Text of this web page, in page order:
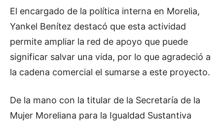
El encargado de la política interna en Morelia,
Yankel Benítez destacó que esta actividad
permite ampliar la red de apoyo que puede
significar salvar una vida, por lo que agradeció a
la cadena comercial el sumarse a este proyecto.
De la mano con la titular de la Secretaría de la
Mujer Moreliana para la Igualdad Sustantiva